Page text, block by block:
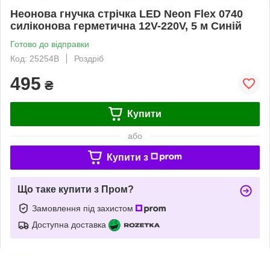
Неонова гнучка стрічка LED Neon Flex 0740
силіконова герметична 12V-220V, 5 м Синій
Готово до відправки
Код: 25254B
Роздріб
495 ₴
Купити
або
Купити з
Що таке купити з Пром?
Замовлення під захистом
Доступна доставка